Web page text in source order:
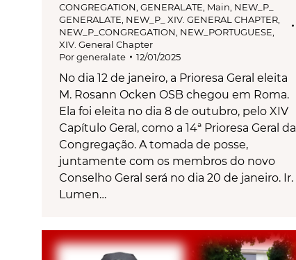
CONGREGATION GENERALATE Main NEW_P_
GENERALATE NEW_P_ XIV. GENERAL CHAPTER
NEW_P_CONGREGATION NEW_PORTUGUESE
XIV. General Chapter
Porgeneralate 12/01/2025
No dia 12 de janeiro, a Prioresa Geral eleita
M. Rosann Ocken OSB chegou em Roma.
Ela foi eleita no dia 8 de outubro, pelo XIV
Capítulo Geral, como a 14ª Prioresa Geral da
Congregação. A tomada de posse,
juntamente com os membros do novo
Conselho Geral será no dia 20 de janeiro. Ir.
Lumen…